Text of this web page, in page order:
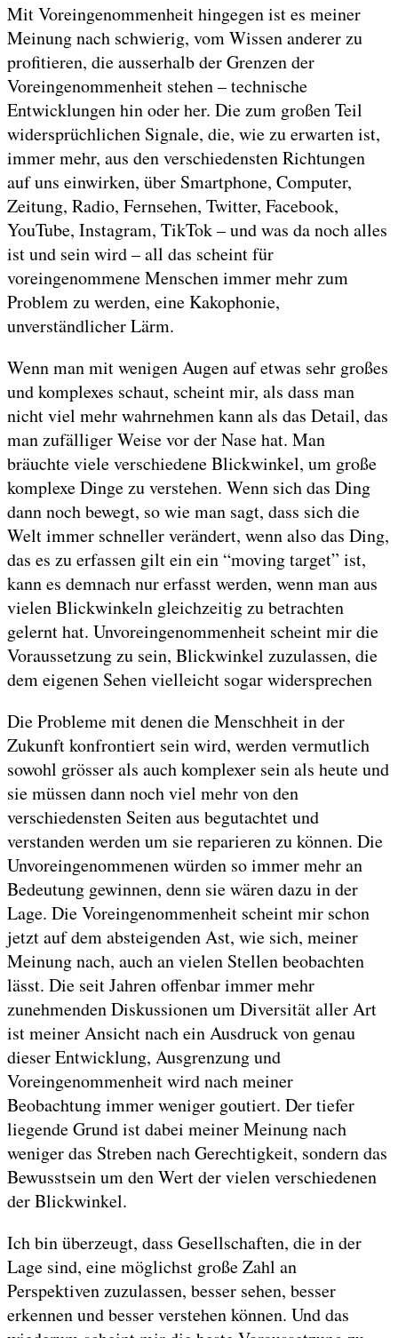
Mit Voreingenommenheit hingegen ist es meiner
Meinung nach schwierig, vom Wissen anderer zu
profitieren, die ausserhalb der Grenzen der
Voreingenommenheit stehen – technische
Entwicklungen hin oder her. Die zum großen Teil
widersprüchlichen Signale, die, wie zu erwarten ist,
immer mehr, aus den verschiedensten Richtungen
auf uns einwirken, über Smartphone, Computer,
Zeitung, Radio, Fernsehen, Twitter, Facebook,
YouTube, Instagram, TikTok – und was da noch alles
ist und sein wird – all das scheint für
voreingenommene Menschen immer mehr zum
Problem zu werden, eine Kakophonie,
unverständlicher Lärm.
Wenn man mit wenigen Augen auf etwas sehr großes
und komplexes schaut, scheint mir, als dass man
nicht viel mehr wahrnehmen kann als das Detail, das
man zufälliger Weise vor der Nase hat. Man
bräuchte viele verschiedene Blickwinkel, um große
komplexe Dinge zu verstehen. Wenn sich das Ding
dann noch bewegt, so wie man sagt, dass sich die
Welt immer schneller verändert, wenn also das Ding,
das es zu erfassen gilt ein ein “moving target” ist,
kann es demnach nur erfasst werden, wenn man aus
vielen Blickwinkeln gleichzeitig zu betrachten
gelernt hat. Unvoreingenommenheit scheint mir die
Voraussetzung zu sein, Blickwinkel zuzulassen, die
dem eigenen Sehen vielleicht sogar widersprechen
Die Probleme mit denen die Menschheit in der
Zukunft konfrontiert sein wird, werden vermutlich
sowohl grösser als auch komplexer sein als heute und
sie müssen dann noch viel mehr von den
verschiedensten Seiten aus begutachtet und
verstanden werden um sie reparieren zu können. Die
Unvoreingenommenen würden so immer mehr an
Bedeutung gewinnen, denn sie wären dazu in der
Lage. Die Voreingenommenheit scheint mir schon
jetzt auf dem absteigenden Ast, wie sich, meiner
Meinung nach, auch an vielen Stellen beobachten
lässt. Die seit Jahren offenbar immer mehr
zunehmenden Diskussionen um Diversität aller Art
ist meiner Ansicht nach ein Ausdruck von genau
dieser Entwicklung, Ausgrenzung und
Voreingenommenheit wird nach meiner
Beobachtung immer weniger goutiert. Der tiefer
liegende Grund ist dabei meiner Meinung nach
weniger das Streben nach Gerechtigkeit, sondern das
Bewusstsein um den Wert der vielen verschiedenen
der Blickwinkel.
Ich bin überzeugt, dass Gesellschaften, die in der
Lage sind, eine möglichst große Zahl an
Perspektiven zuzulassen, besser sehen, besser
erkennen und besser verstehen können. Und das